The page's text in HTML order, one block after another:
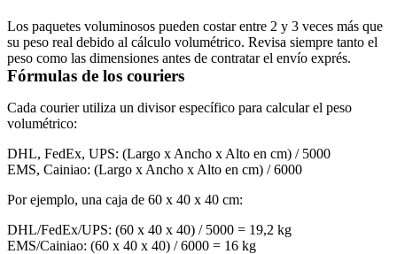
Los paquetes voluminosos pueden costar entre 2 y 3 veces más que
su peso real debido al cálculo volumétrico. Revisa siempre tanto el
peso como las dimensiones antes de contratar el envío exprés.
Fórmulas de los couriers
Cada courier utiliza un divisor específico para calcular el peso
volumétrico:
DHL, FedEx, UPS: (Largo x Ancho x Alto en cm) / 5000
EMS, Cainiao: (Largo x Ancho x Alto en cm) / 6000
Por ejemplo, una caja de 60 x 40 x 40 cm:
DHL/FedEx/UPS: (60 x 40 x 40) / 5000 = 19,2 kg
EMS/Cainiao: (60 x 40 x 40) / 6000 = 16 kg